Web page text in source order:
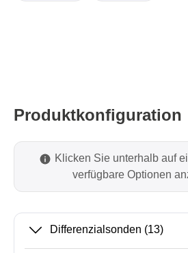
Produktkonfiguration
Klicken Sie unterhalb auf
verfügbare Optionen
Differenzialsonden (13)